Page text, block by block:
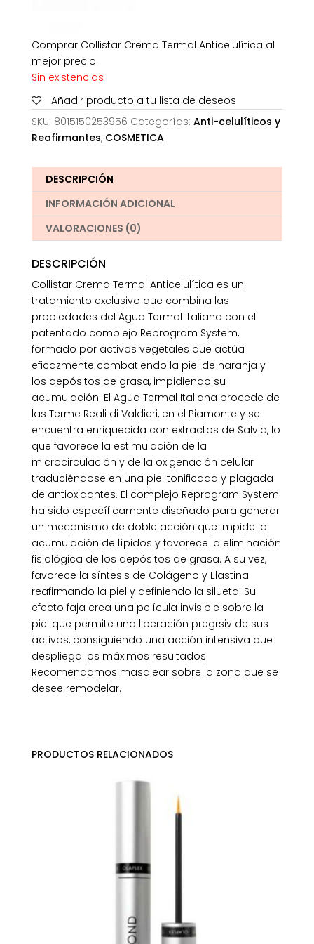
Comprar Collistar Crema Termal Anticelulítica al
mejor precio.
Sin existencias
Añadir producto a tu lista de deseos
SKU: 8015150253956 Categorías: Anti-celulíticos y
Reafirmantes, COSMETICA
DESCRIPCIÓN
INFORMACIÓN ADICIONAL
VALORACIONES (0)
DESCRIPCIÓN
Collistar Crema Termal Anticelulítica es un
tratamiento exclusivo que combina las
propiedades del Agua Termal Italiana con el
patentado complejo Reprogram System,
formado por activos vegetales que actúa
eficazmente combatiendo la piel de naranja y
los depósitos de grasa, impidiendo su
acumulación. El Agua Termal Italiana procede de
las Terme Reali di Valdieri, en el Piamonte y se
encuentra enriquecida con extractos de Salvia, lo
que favorece la estimulación de la
microcirculación y de la oxigenación celular
traduciéndose en una piel tonificada y plagada
de antioxidantes. El complejo Reprogram System
ha sido específicamente diseñado para generar
un mecanismo de doble acción que impide la
acumulación de lípidos y favorece la eliminación
fisiológica de los depósitos de grasa. A su vez,
favorece la síntesis de Colágeno y Elastina
reafirmando la piel y definiendo la silueta. Su
efecto faja crea una película invisible sobre la
piel que permite una liberación pregrsiv de sus
activos, consiguiendo una acción intensiva que
despliega los máximos resultados.
Recomendamos masajear sobre la zona que se
desee remodelar.
PRODUCTOS RELACIONADOS